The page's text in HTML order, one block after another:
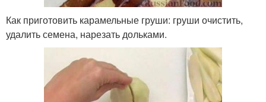
Как приготовить карамельные груши: груши очистить,
удалить семена, нарезать дольками.